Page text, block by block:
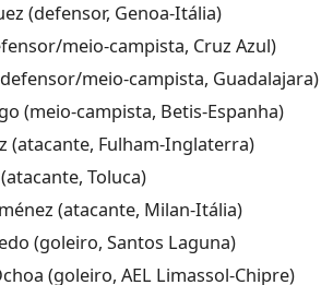
(defensor, Genoa-Itália)
meio-campista, Cruz Azul)
meio-campista, Guadalajara)
(meio-campista, Betis-Espanha)
(atacante, Fulham-Inglaterra)
Toluca)
(atacante, Milan-Itália)
(goleiro, Santos Laguna)
(goleiro, AEL Limassol-Chipre)